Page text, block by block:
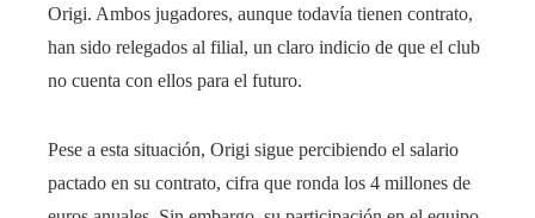
Origi. Ambos jugadores, aunque todavía tienen contrato,
han sido relegados al filial, un claro indicio de que el club
no cuenta con ellos para el futuro.
Pese a esta situación, Origi sigue percibiendo el salario
pactado en su contrato, cifra que ronda los 4 millones de